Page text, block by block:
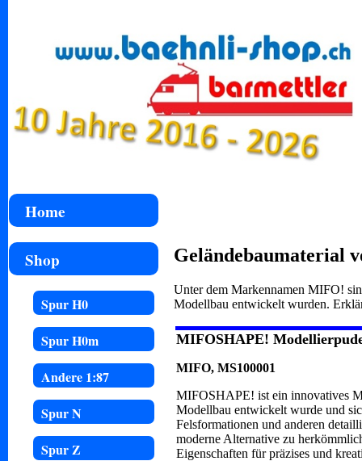
Home
Shop
Spur H0
Spur H0m
Andere 1:87
Spur N
Spur Z
Geländebaumaterial
Unter dem Markennamen MIFO!
Modellbau entwickelt wurden.
MIFOSHAPE!
MIFO, MS100001
MIFOSHAPE! ist ein innovatives
Modellbau entwickelt wurde und
Felsformationen und anderen
moderne Alternative zu
Eigenschaften für präzises und